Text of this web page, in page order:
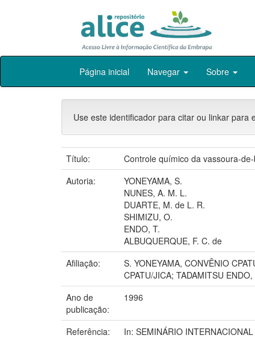
Skip
Página inicial Navegar Sobre
Use este identificador para citar ou linkar para
Título:
Controle químico da vassoura-
Autoria:
YONEYAMA, S.
NUNES, A. M. L.
DUARTE, M. de L. R.
SHIMIZU, O.
ENDO, T.
ALBUQUERQUE, F. C. de
Afiliação:
S. YONEYAMA, CONVÊNIO
CPATU/JICA; TADAMITSU
Ano de
publicação:
1996
Referência:
In: SEMINÁRIO